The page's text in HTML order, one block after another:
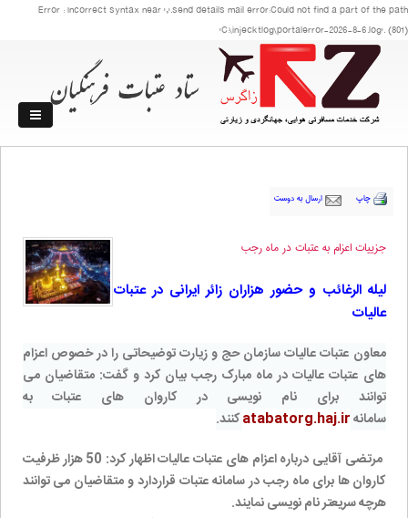
Error : Incorrect syntax near ','.send details mail error:Could not find a part of the path
'C:\injecktlog\portalerror-2026-8-6.log'. (801)
چاپ ارسال به دوست
جزییات اعزام به عتبات در ماه رجب
لیله الرغائب و حضور هزاران زائر ایرانی در عتبات
عالیات
معاون عتبات عالیات سازمان حج و زیارت توضیحاتی را در خصوص اعزام
های عتبات عالیات در ماه مبارک رجب بیان کرد و گفت: متقاضیان می
توانند برای نام نویسی در کاروان های عتبات به
سامانهatabatorg.haj.irکنند.
مرتضی آقایی درباره اعزام های عتبات عالیات اظهار کرد: 50 هزار ظرفیت
کاروان ها برای ماه رجب در سامانه عتبات قراردارد و متقاضیان می توانند
هرچه سریعتر نام نویسی نمایند.